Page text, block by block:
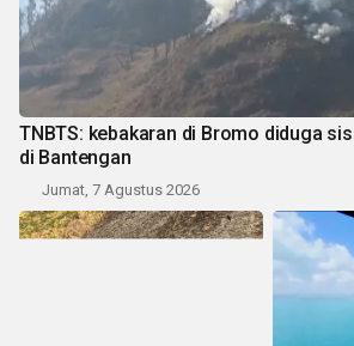
TNBTS: kebakaran di Bromo diduga
di Bantengan
Jumat, 7 Agustus 2026